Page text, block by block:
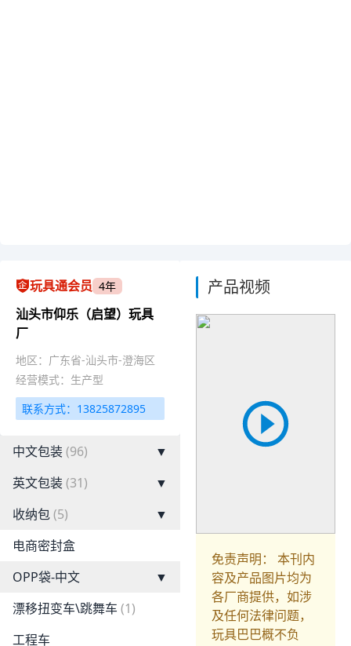
玩具通会员 4年
汕头市仰乐（启望）玩具
厂
地区：广东省-汕头市-澄海区
经营模式：生产型
联系方式：13825872895
中文包装(96)
▼
英文包装(31)
▼
收纳包(5)
▼
电商密封盒
OPP袋-中文
▼
漂移扭变车\跳舞车 (1)
工程车
产品视频
免责声明： 本刊内
容及产品图片均为
各厂商提供，如涉
及任何法律问题，
玩具巴巴概不负